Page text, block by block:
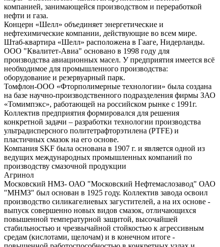
компанией, занимающейся производством и переработкой
нефти и газа.
Концерн «Шелл» объединяет энергетические и
нефтехимические компании, действующие во всем мире.
Штаб-квартира «Шелл» расположена в Гааге, Нидерланды.
ООО "Квалитет-Авиа" основано в 1998 году для
производства авиационных масел. У предприятия имеется всё
необходимое для промышленного производства:
оборудование и резервуарный парк.
Томфлон-ООО «Фторполимерные технологии» была создана
на базе научно-производственного подразделения фирмы ЗАО
«Томимпэкс», работающей на российском рынке с 1991г.
Коллектив предприятия формировался для решения
конкретной задачи – разработки технологии производства
ультрадисперсного политетрафторэтилена (PTFE) и
пластичных смазок на его основе.
Компания SKF была основана в 1907 г. и является одной из
ведущих международных промышленных компаний по
производству смазочной продукции
Агринол
Московский НМЗ- ОАО "Московский Нефтемаслозавод" ОАО
"МНМЗ" был основан в 1925 году. Коллектив завода освоил
производство силикагелиевых загустителей, а на их основе -
выпуск совершенно новых видов смазок, отличающихся
повышенной температурной защитой, высочайшей
стабильностью и чрезвычайной стойкостью к агрессивным
средам (кислотами, щелочам) и в конечном итоге -